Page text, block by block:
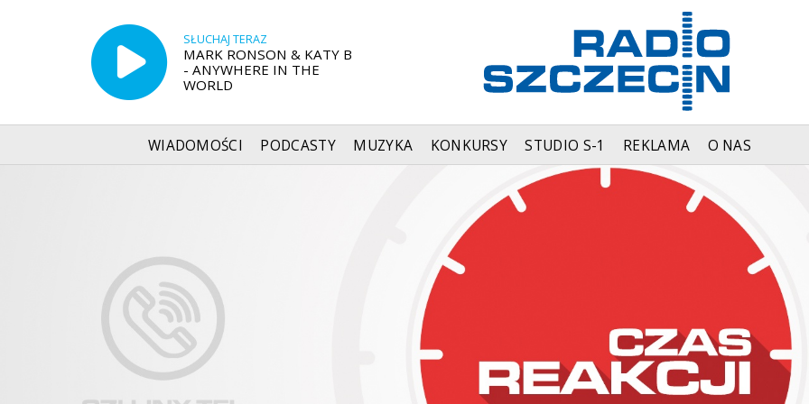
SŁUCHAJ TERAZ
MARK RONSON & KATY B
- ANYWHERE IN THE
WORLD
WIADOMOŚCI PODCASTY MUZYKA KONKURSY STUDIO S-1 REKLAMA O NAS